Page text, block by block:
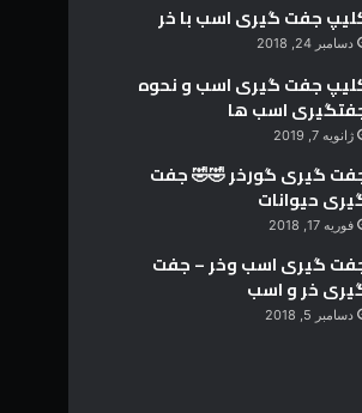
جفت گیری اسب با خر
دسامبر 24, 2018
جفت گیری اسب و نحوه
اسب ها
ژانویه 7, 2019
گیری گورخر 🤣🤣 جفت
حیوانات
فوریه 17, 2018
گیری اسب وخر – جفت
خر و اسب
دسامبر 5, 2018